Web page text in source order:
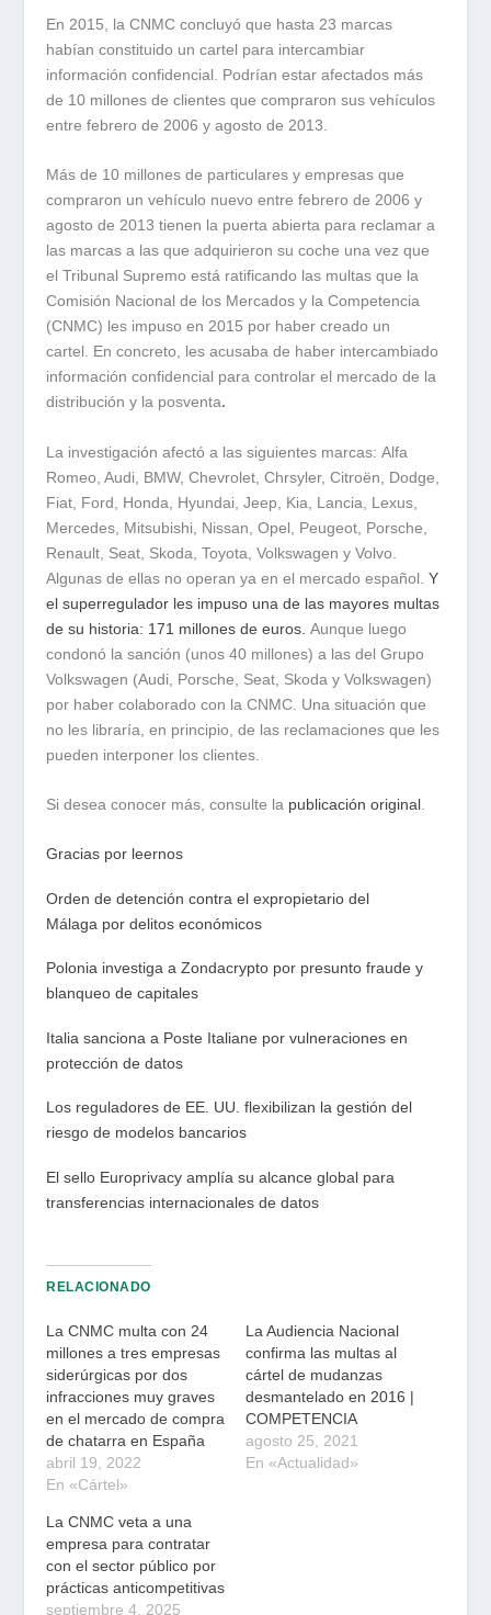
En 2015, la CNMC concluyó que hasta 23 marcas
habían constituido un cartel para intercambiar
información confidencial. Podrían estar afectados más
de 10 millones de clientes que compraron sus vehículos
entre febrero de 2006 y agosto de 2013.
Más de 10 millones de particulares y empresas que
compraron un vehículo nuevo entre febrero de 2006 y
agosto de 2013 tienen la puerta abierta para reclamar a
las marcas a las que adquirieron su coche una vez que
el Tribunal Supremo está ratificando las multas que la
Comisión Nacional de los Mercados y la Competencia
(CNMC) les impuso en 2015 por haber creado un
cartel. En concreto, les acusaba de haber intercambiado
información confidencial para controlar el mercado de la
distribución y la posventa.
La investigación afectó a las siguientes marcas: Alfa
Romeo, Audi, BMW, Chevrolet, Chrsyler, Citroën, Dodge,
Fiat, Ford, Honda, Hyundai, Jeep, Kia, Lancia, Lexus,
Mercedes, Mitsubishi, Nissan, Opel, Peugeot, Porsche,
Renault, Seat, Skoda, Toyota, Volkswagen y Volvo.
Algunas de ellas no operan ya en el mercado español.Y
el superregulador les impuso una de las mayores multas
de su historia: 171 millones de euros. Aunque luego
condonó la sanción (unos 40 millones) a las del Grupo
Volkswagen (Audi, Porsche, Seat, Skoda y Volkswagen)
por haber colaborado con la CNMC. Una situación que
no les libraría, en principio, de las reclamaciones que les
pueden interponer los clientes.
Si desea conocer más, consulte la publicación original
Gracias por leernos
Orden de detención contra el expropietario del
Málaga por delitos económicos
Polonia investiga a Zondacrypto por presunto fraude y
blanqueo de capitales
Italia sanciona a Poste Italiane por vulneraciones en
protección de datos
Los reguladores de EE. UU. flexibilizan la gestión del
riesgo de modelos bancarios
El sello Europrivacy amplía su alcance global para
transferencias internacionales de datos
RELACIONADO
La CNMC multa con 24
millones a tres empresas
siderúrgicas por dos
infracciones muy graves
en el mercado de compra
de chatarra en España
abril 19, 2022
En «Cártel»
La Audiencia Nacional
confirma las multas al
cártel de mudanzas
desmantelado en 2016 |
COMPETENCIA
agosto 25, 2021
En «Actualidad»
La CNMC veta a una
empresa para contratar
con el sector público por
prácticas anticompetitivas
septiembre 4, 2025